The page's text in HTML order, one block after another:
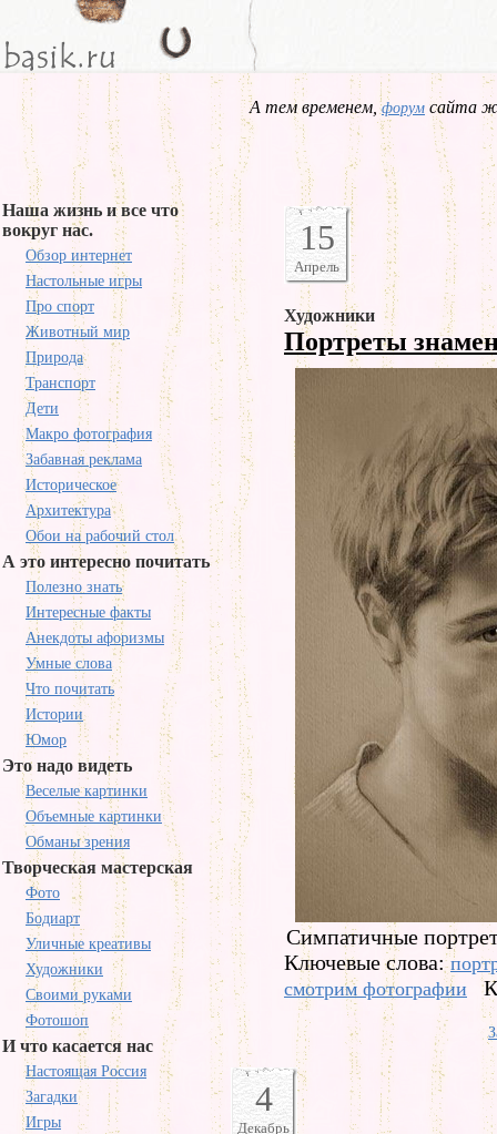
А тем временем,форум сайта
Наша жизнь и все что
вокруг нас.
Обзор интернет
Настольные игры
Про спорт
Животный мир
Природа
Транспорт
Дети
Макро фотография
Забавная реклама
Историческое
Архитектура
Обои на рабочий стол
А это интересно почитать
Полезно знать
Интересные факты
Анекдоты афоризмы
Умные слова
Что почитать
Истории
Юмор
Это надо видеть
Веселые картинки
Объемные картинки
Обманы зрения
Творческая мастерская
Фото
Бодиарт
Уличные креативы
Художники
Своими руками
Фотошоп
И что касается нас
Настоящая Россия
Загадки
Игры
15
Апрель
Художники
Портреты
Симпатичные
Ключевые слова:
смотрим фотографии
4
Декабрь